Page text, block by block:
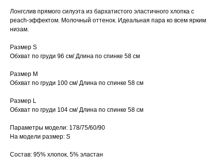
Лонгслив прямого силуэта из бархатистого эластичного хлопка с
peach-эффектом. Молочный оттенок. Идеальная пара ко всем ярким
низам.
Размер S
Обхват по груди 96 см/ Длина по спинке 58 см
Размер M
Обхват по груди 100 см/ Длина по спинке 58 см
Размер L
Обхват по груди 104 см/ Длина по спинке 58 см
Параметры модели: 178/75/60/90
На модели размер: S
Состав: 95% хлопок, 5% эластан